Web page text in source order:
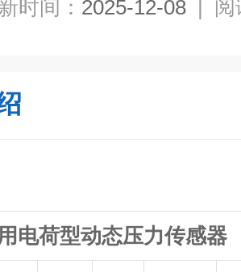
时间： 2025-12-08 | 阅
电荷型动态压力传感器